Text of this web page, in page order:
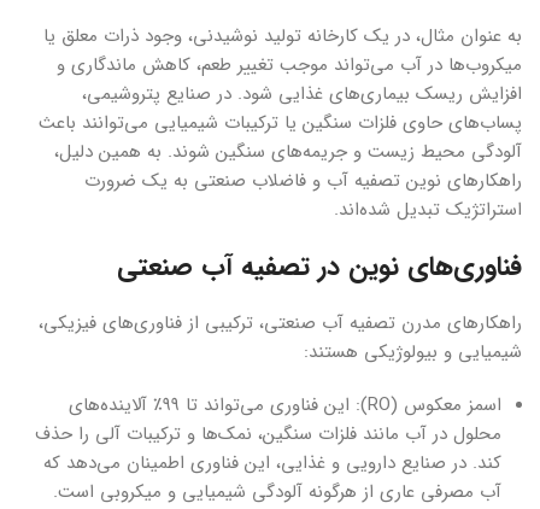
به عنوان مثال، در یک کارخانه تولید نوشیدنی، وجود ذرات معلق یا
میکروب‌ها در آب می‌تواند موجب تغییر طعم، کاهش ماندگاری و
افزایش ریسک بیماری‌های غذایی شود. در صنایع پتروشیمی،
پساب‌های حاوی فلزات سنگین یا ترکیبات شیمیایی می‌توانند باعث
آلودگی محیط زیست و جریمه‌های سنگین شوند. به همین دلیل،
راهکارهای نوین تصفیه آب و فاضلاب صنعتی به یک ضرورت
استراتژیک تبدیل شده‌اند.
فناوری‌های نوین در تصفیه آب صنعتی
راهکارهای مدرن تصفیه آب صنعتی، ترکیبی از فناوری‌های فیزیکی،
شیمیایی و بیولوژیکی هستند:
اسمز معکوس (RO): این فناوری می‌تواند تا ۹۹٪ آلاینده‌های
محلول در آب مانند فلزات سنگین، نمک‌ها و ترکیبات آلی را حذف
کند. در صنایع دارویی و غذایی، این فناوری اطمینان می‌دهد که
آب مصرفی عاری از هرگونه آلودگی شیمیایی و میکروبی است.